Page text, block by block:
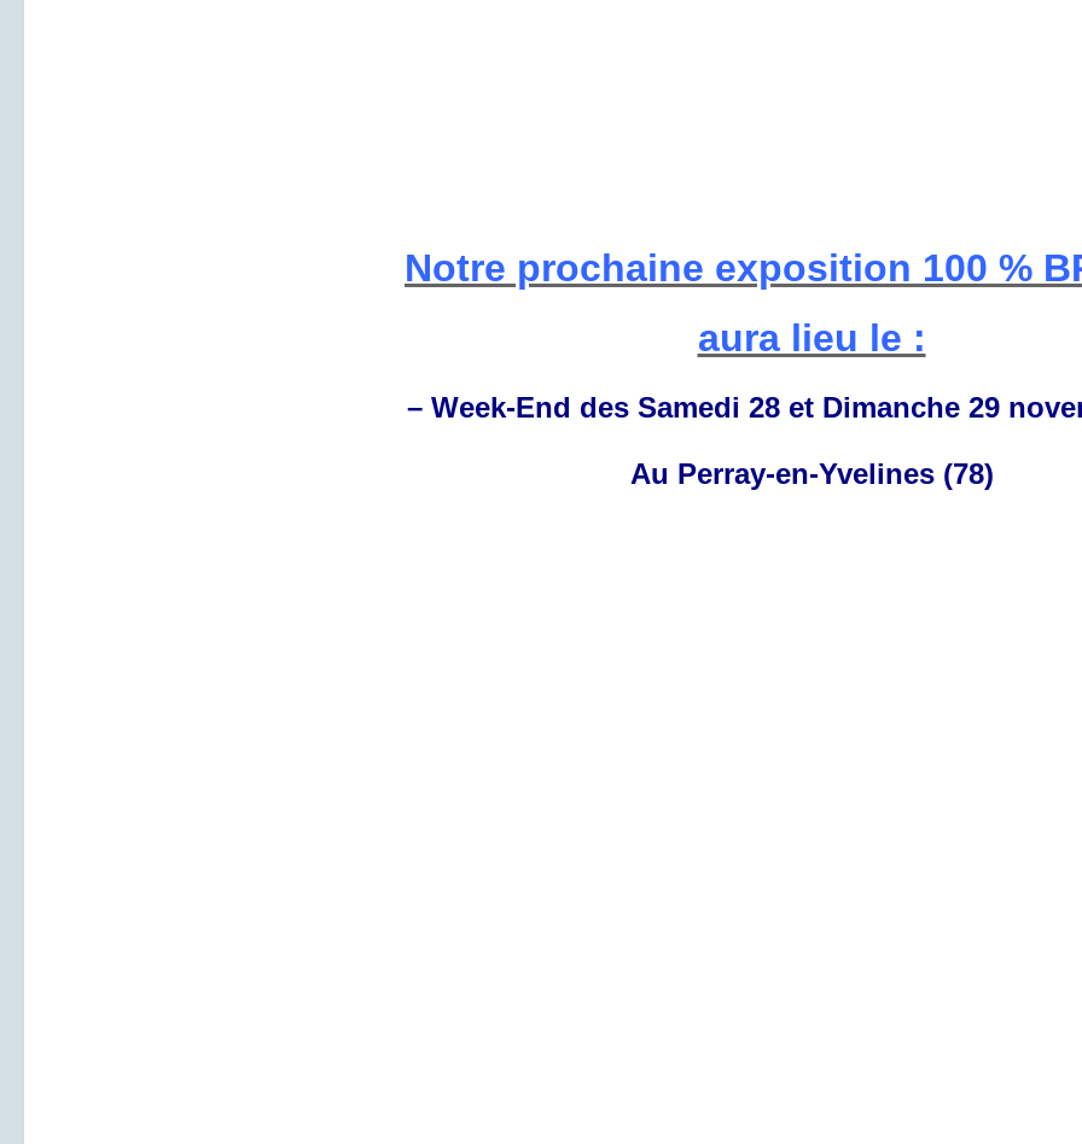
Notre prochaine exposition 100 %
aura lieu le :
– Week-End des Samedi 28 et Dimanche 29
Au Perray-en-Yvelines (78)